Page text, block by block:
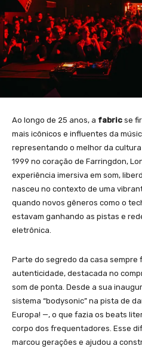
Ao longo de 25 anos, a fabric se
mais icônicos e influentes da
representando o melhor da
1999 no coração de Farringdon,
experiência imersiva em som,
nasceu no contexto de uma
quando novos gêneros como o
estavam ganhando as pistas e
eletrônica.
Parte do segredo da casa sempre
autenticidade, destacada no
som de ponta. Desde a sua
sistema “bodysonic” na pista de
Europa! —, o que fazia os beats
corpo dos frequentadores. Esse
marcou gerações e ajudou a